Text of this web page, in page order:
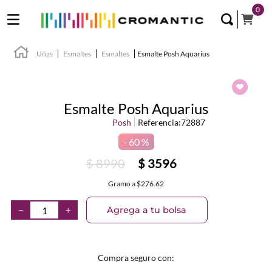
0
Uñas Esmaltes Esmaltes Esmalte Posh Aquarius
Esmalte Posh Aquarius
Posh Referencia:72887
60 %
$8990 $ 3596
Gramoa $276.62
＋
－ Agrega a tu bolsa
Compra seguro con: